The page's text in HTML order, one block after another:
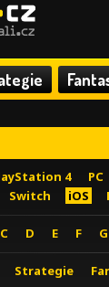
4 PC
Switch iOS
C D E F G
Strategie